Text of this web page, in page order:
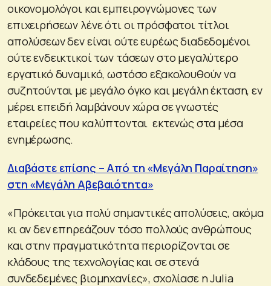
οικονομολόγοι και εμπειρογνώμονες των
επιχειρήσεων λένε ότι οι πρόσφατοι τίτλοι
απολύσεων δεν είναι ούτε ευρέως διαδεδομένοι
ούτε ενδεικτικοί των τάσεων στο μεγαλύτερο
εργατικό δυναμικό, ωστόσο εξακολουθούν να
συζητούνται με μεγάλο όγκο και μεγάλη έκταση, εν
μέρει επειδή λαμβάνουν χώρα σε γνωστές
εταιρείες που καλύπτονται εκτενώς στα μέσα
ενημέρωσης.
Διαβάστε επίσης – Από τη «Μεγάλη Παραίτηση»
στη «Μεγάλη Αβεβαιότητα»
«Πρόκειται για πολύ σημαντικές απολύσεις, ακόμα
κι αν δεν επηρεάζουν τόσο πολλούς ανθρώπους
και στην πραγματικότητα περιορίζονται σε
κλάδους της τεχνολογίας και σε στενά
συνδεδεμένες βιομηχανίες», σχολίασε η Julia